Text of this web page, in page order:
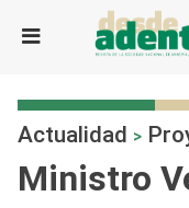
Actualidad >
Ministro